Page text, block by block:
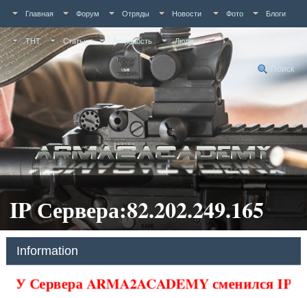
Главная Форум Отряды Новости Фото Блоги
ТНТ Статьи Активность Люди
Поиск
IP Сервера:82.202.249.165
Information
У Сервера ARMA2ACADEMY сменился IP